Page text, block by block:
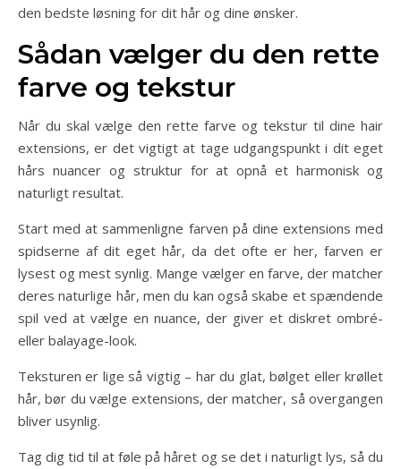
den bedste løsning for dit hår og dine ønsker.
Sådan vælger du den rette
farve og tekstur
Når du skal vælge den rette farve og tekstur til dine hair
extensions, er det vigtigt at tage udgangspunkt i dit eget
hårs nuancer og struktur for at opnå et harmonisk og
naturligt resultat.
Start med at sammenligne farven på dine extensions med
spidserne af dit eget hår, da det ofte er her, farven er
lysest og mest synlig. Mange vælger en farve, der matcher
deres naturlige hår, men du kan også skabe et spændende
spil ved at vælge en nuance, der giver et diskret ombré-
eller balayage-look.
Teksturen er lige så vigtig – har du glat, bølget eller krøllet
hår, bør du vælge extensions, der matcher, så overgangen
bliver usynlig.
Tag dig tid til at føle på håret og se det i naturligt lys, så du